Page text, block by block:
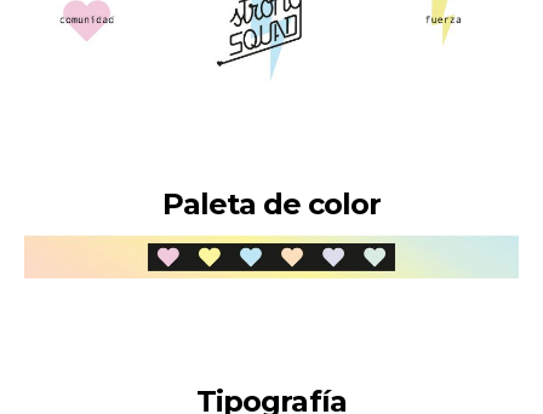
Paleta de color
Tipografía